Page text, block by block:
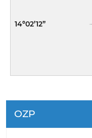
14º02’12”
OZP